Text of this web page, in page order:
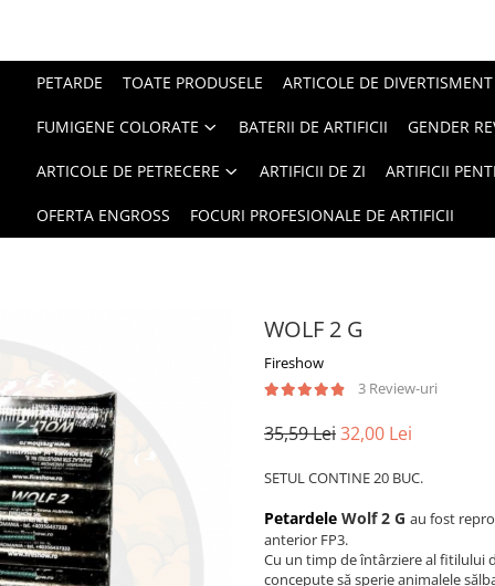
PETARDE TOATE PRODUSELE ARTICOLE DE DIVERTISMENT
FUMIGENE COLORATE BATERII DE ARTIFICII GENDER
ARTICOLE DE PETRECERE ARTIFICII DE ZI ARTIFICII
OFERTA ENGROSS FOCURI PROFESIONALE DE ARTIFICII
WOLF 2 G
Fireshow
3 Review-uri
35,59 Lei32,00 Lei
SETUL CONTINE 20 BUC.
Petardele Wolf 2 G au fost
anterior FP3.
Cu un timp de întârziere al fitilului
concepute să sperie animalele